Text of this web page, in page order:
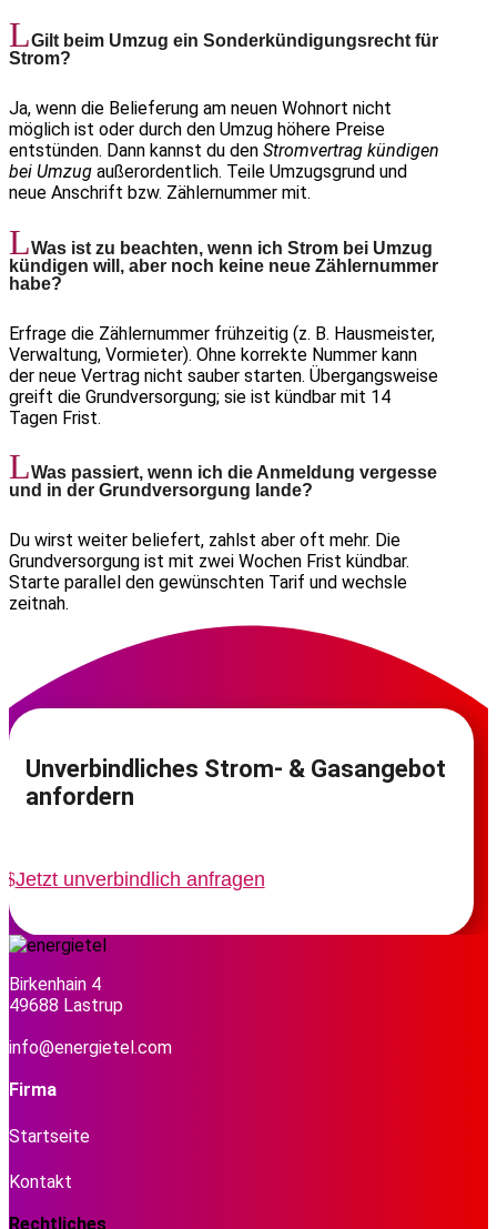
Gilt beim Umzug ein Sonderkündigungsrecht für
Strom?
Ja, wenn die Belieferung am neuen Wohnort nicht
möglich ist oder durch den Umzug höhere Preise
entstünden. Dann kannst du den Stromvertrag kündigen
bei Umzug außerordentlich. Teile Umzugsgrund und
neue Anschrift bzw. Zählernummer mit.
Was ist zu beachten, wenn ich Strom bei Umzug
kündigen will, aber noch keine neue Zählernummer
habe?
Erfrage die Zählernummer frühzeitig (z. B. Hausmeister,
Verwaltung, Vormieter). Ohne korrekte Nummer kann
der neue Vertrag nicht sauber starten. Übergangsweise
greift die Grundversorgung; sie ist kündbar mit 14
Tagen Frist.
Was passiert, wenn ich die Anmeldung vergesse
und in der Grundversorgung lande?
Du wirst weiter beliefert, zahlst aber oft mehr. Die
Grundversorgung ist mit zwei Wochen Frist kündbar.
Starte parallel den gewünschten Tarif und wechsle
zeitnah.
Unverbindliches Strom- & Gasangebot
anfordern
Jetzt unverbindlich anfragen
Birkenhain 4
49688 Lastrup
info@energietel.com
Firma
Startseite
Kontakt
Rechtliches